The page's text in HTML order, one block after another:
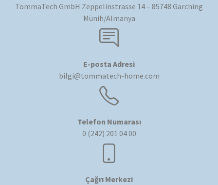
TommaTech GmbH Zeppelinstrasse 14 – 85748 Garching
Münih/Almanya
E-posta Adresi
bilgi@tommatech-home.com
Telefon Numarası
0 (242) 201 04 00
Çağrı Merkezi